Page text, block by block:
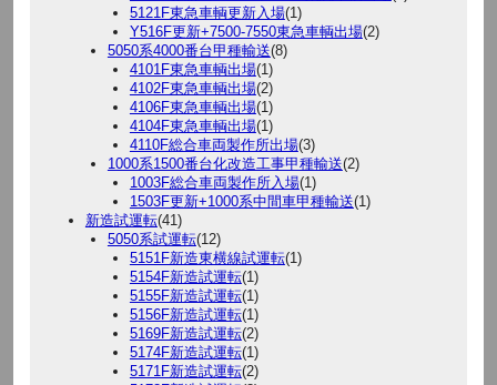
5121F東急車輌更新入場(1)
Y516F更新+7500-7550東急車輌出場(2)
5050系4000番台甲種輸送(8)
4101F東急車輌出場(1)
4102F東急車輌出場(2)
4106F東急車輌出場(1)
4104F東急車輌出場(1)
4110F総合車両製作所出場(3)
1000系1500番台化改造工事甲種輸送(2)
1003F総合車両製作所入場(1)
1503F更新+1000系中間車甲種輸送(1)
新造試運転(41)
5050系試運転(12)
5151F新造東横線試運転(1)
5154F新造試運転(1)
5155F新造試運転(1)
5156F新造試運転(1)
5169F新造試運転(2)
5174F新造試運転(1)
5171F新造試運転(2)